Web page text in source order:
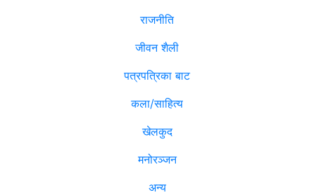
राजनीति
जीवन शैली
पत्रपत्रिका बाट
कला/साहित्य
खेलकुद
मनोरञ्जन
अन्य